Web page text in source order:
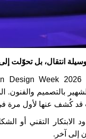
انتقال، بل تحوّلت
Milan Design Week 2026
بالتصميم
قد كُشف عنها لأول مرة
التقني أو
إلى آخر .